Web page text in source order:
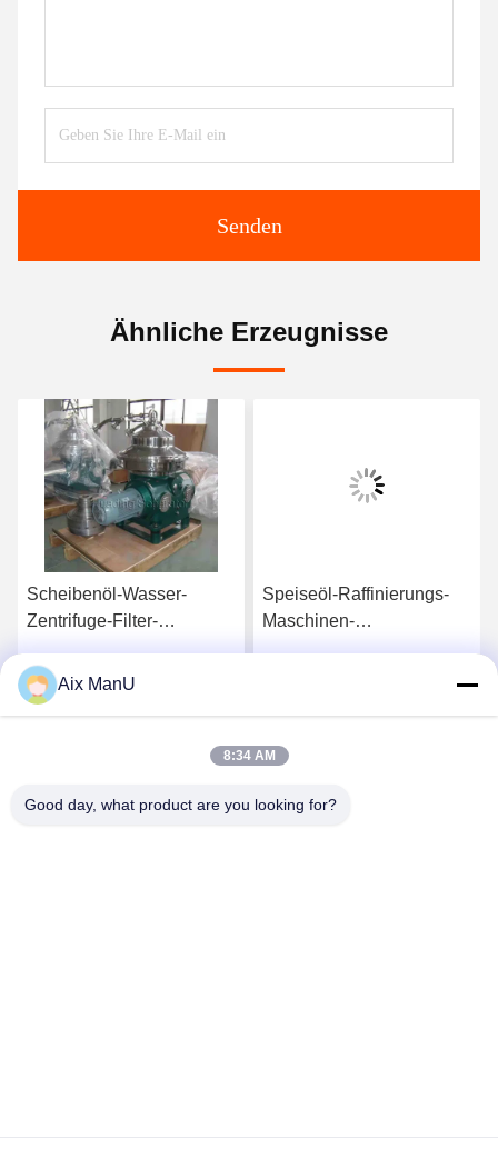
Senden
Ähnliche Erzeugnisse
Scheibenöl-Wasser-
Zentrifuge-Filter-
Speiseöl-Raffinierungs-
Maschinen-
Aix ManU
8:34 AM
Good day, what product are you looking for?